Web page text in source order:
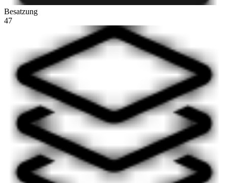
Besatzung
47